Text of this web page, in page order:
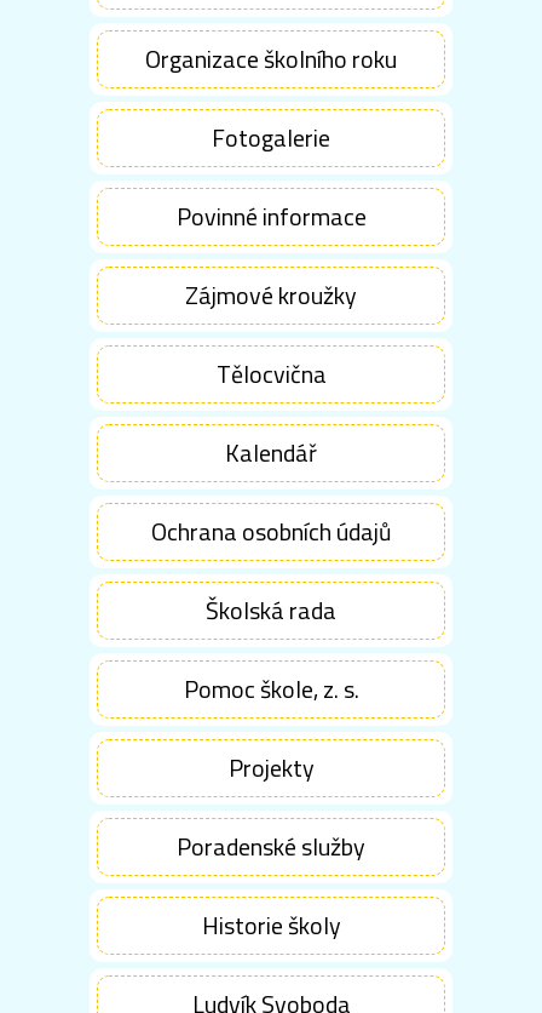
Organizace školního roku
Fotogalerie
Povinné informace
Zájmové kroužky
Tělocvična
Kalendář
Ochrana osobních údajů
Školská rada
Pomoc škole, z. s.
Projekty
Poradenské služby
Historie školy
Ludvík Svoboda